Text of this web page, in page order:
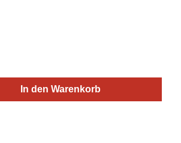
von 5 Sternen
gewünschten Wert ein
In den Warenkorb